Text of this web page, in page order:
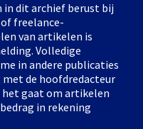
in dit archief berust bij
freelance-
van artikelen is
Volledige
in andere publicaties
de hoofdredacteur
het gaat om artikelen
in rekening